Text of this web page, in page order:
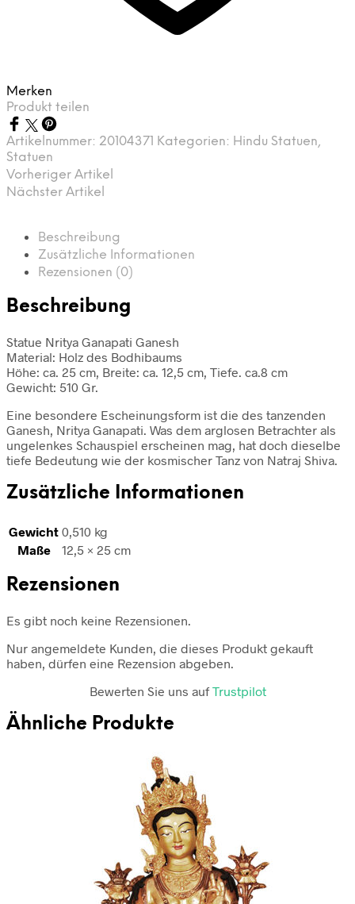
Merken
Produkt teilen
Artikelnummer: 20104371 Kategorien: Hindu Statuen,
Statuen
Vorheriger Artikel
Nächster Artikel
Beschreibung
Zusätzliche Informationen
Rezensionen (0)
Beschreibung
Statue Nritya Ganapati Ganesh
Material: Holz des Bodhibaums
Höhe: ca. 25 cm, Breite: ca. 12,5 cm, Tiefe. ca.8 cm
Gewicht: 510 Gr.
Eine besondere Escheinungsform ist die des tanzenden
Ganesh, Nritya Ganapati. Was dem arglosen Betrachter als
ungelenkes Schauspiel erscheinen mag, hat doch dieselbe
tiefe Bedeutung wie der kosmischer Tanz von Natraj Shiva.
Zusätzliche Informationen
Gewicht 0,510 kg
Maße
12,5 × 25 cm
Rezensionen
Es gibt noch keine Rezensionen.
Nur angemeldete Kunden, die dieses Produkt gekauft
haben, dürfen eine Rezension abgeben.
Bewerten Sie uns aufTrustpilot
Ähnliche Produkte